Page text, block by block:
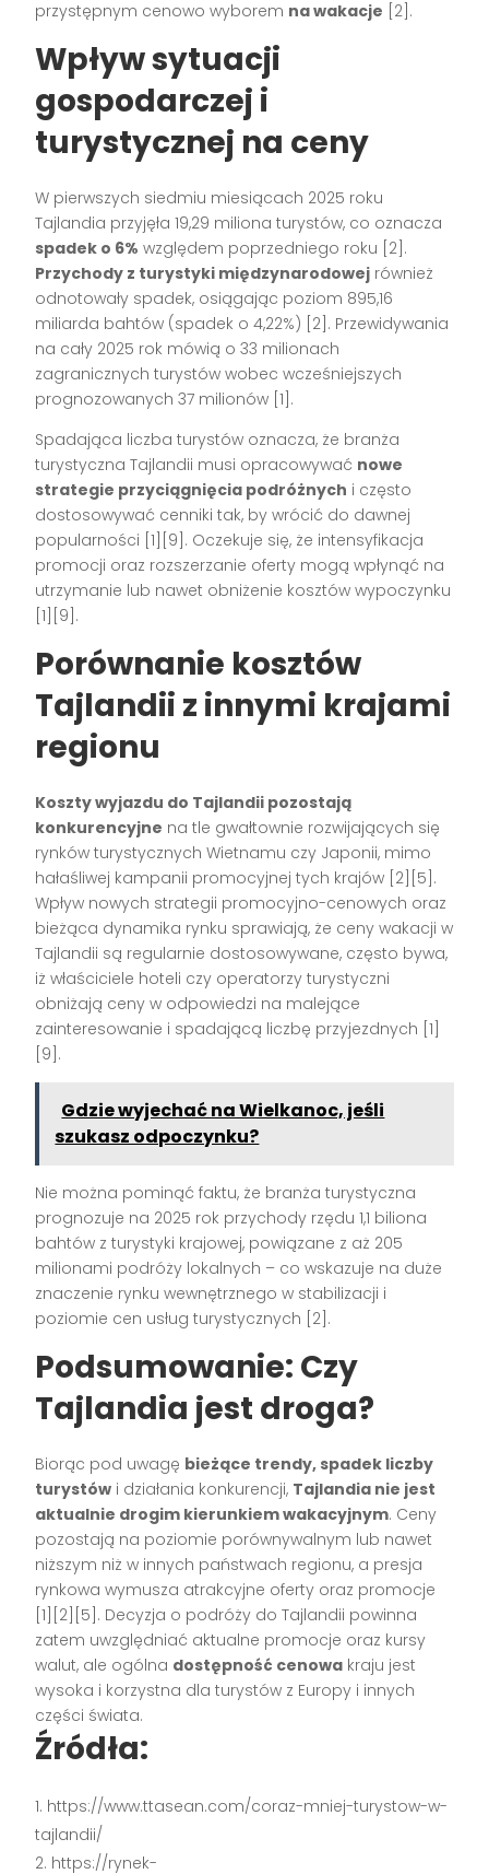
przystępnym cenowo wyborem na wakacje [2].
Wpływ sytuacji
gospodarczej i
turystycznej na ceny
W pierwszych siedmiu miesiącach 2025 roku
Tajlandia przyjęła 19,29 miliona turystów, co oznacza
spadek o 6% względem poprzedniego roku [2].
Przychody z turystyki międzynarodowej również
odnotowały spadek, osiągając poziom 895,16
miliarda bahtów (spadek o 4,22%) [2]. Przewidywania
na cały 2025 rok mówią o 33 milionach
zagranicznych turystów wobec wcześniejszych
prognozowanych 37 milionów [1].
Spadająca liczba turystów oznacza, że branża
turystyczna Tajlandii musi opracowywać nowe
strategie przyciągnięcia podróżnych i często
dostosowywać cenniki tak, by wrócić do dawnej
popularności [1][9]. Oczekuje się, że intensyfikacja
promocji oraz rozszerzanie oferty mogą wpłynąć na
utrzymanie lub nawet obniżenie kosztów wypoczynku
[1][9].
Porównanie kosztów
Tajlandii z innymi krajami
regionu
Koszty wyjazdu do Tajlandii pozostają
konkurencyjne na tle gwałtownie rozwijających się
rynków turystycznych Wietnamu czy Japonii, mimo
hałaśliwej kampanii promocyjnej tych krajów [2][5].
Wpływ nowych strategii promocyjno-cenowych oraz
bieżąca dynamika rynku sprawiają, że ceny wakacji w
Tajlandii są regularnie dostosowywane, często bywa,
iż właściciele hoteli czy operatorzy turystyczni
obniżają ceny w odpowiedzi na malejące
zainteresowanie i spadającą liczbę przyjezdnych [1]
[9].
Gdzie wyjechać na Wielkanoc, jeśli
szukasz odpoczynku?
Nie można pominąć faktu, że branża turystyczna
prognozuje na 2025 rok przychody rzędu 1,1 biliona
bahtów z turystyki krajowej, powiązane z aż 205
milionami podróży lokalnych – co wskazuje na duże
znaczenie rynku wewnętrznego w stabilizacji i
poziomie cen usług turystycznych [2].
Podsumowanie: Czy
Tajlandia jest droga?
Biorąc pod uwagę bieżące trendy, spadek liczby
turystów i działania konkurencji, Tajlandia nie jest
aktualnie drogim kierunkiem wakacyjnym. Ceny
pozostają na poziomie porównywalnym lub nawet
niższym niż w innych państwach regionu, a presja
rynkowa wymusza atrakcyjne oferty oraz promocje
[1][2][5]. Decyzja o podróży do Tajlandii powinna
zatem uwzględniać aktualne promocje oraz kursy
walut, ale ogólna dostępność cenowa kraju jest
wysoka i korzystna dla turystów z Europy i innych
części świata.
Źródła:
https://www.ttasean.com/coraz-mniej-turystow-w-
tajlandii/
https://rynek-